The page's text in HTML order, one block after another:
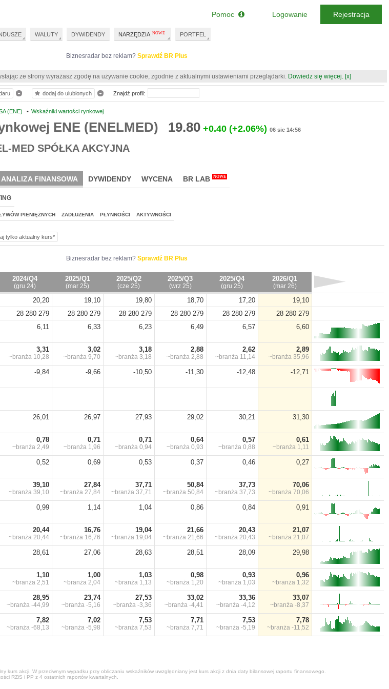
Biznesradar bez reklam? Sprawdź BR Plus
ze strony wyrażasz zgodę na używanie cookie, zgodnie z aktualnymi ustawieniami przeglądarki. Dowiedz się więcej. [x]
(ENE) • Wskaźniki wartości rynkowej
ENE (ENELMED) 19.80 +0.40 (+2.06%) 06 sie 14:56
MED SPÓŁKA AKCYJNA
ANALIZA FINANSOWA DYWIDENDY WYCENA BR LAB NOWE
PIENIĘŻNYCH ZADŁUŻENIA PŁYNNOŚCI AKTYWNOŚCI
tylko aktualny kurs*
Biznesradar bez reklam? Sprawdź BR Plus
2024/Q4
(gru 24)
2025/Q1
(mar 25)
2025/Q2
(cze 25)
2025/Q3
(wrz 25)
2025/Q4
(gru 25)
2026/Q1
(mar 26)
20,20 19,10 19,80 18,70 17,20
19,10
28 280 279 28 280 279 28 280 279 28 280 279 28 280 279
28 280 279
6,11 6,33 6,23 6,49 6,57 6,60
3,31
~branża 10,28
3,02
~branża 9,70
3,18
~branża 3,18
2,88
~branża 2,88
2,62
~branża 11,14
2,89
~branża 35,96
-9,84 -9,66 -10,50 -11,30 -12,48 -12,71
26,01 26,97 27,93 29,02 30,21 31,30
0,78
~branża 2,49
0,71
~branża 1,96
0,71
~branża 0,94
0,64
~branża 0,93
0,57
~branża 0,88
0,61
~branża 1,11
0,52 0,69 0,53 0,37 0,46 0,27
39,10
~branża 39,10
27,84
~branża 27,84
37,71
~branża 37,71
50,84
~branża 50,84
37,73
~branża 37,73
70,06
~branża 70,06
0,99 1,14 1,04 0,86 0,84 0,91
20,44
~branża 20,44
16,76
~branża 16,76
19,04
~branża 19,04
21,66
~branża 21,66
20,43
~branża 20,43
21,07
~branża 21,07
28,61 27,06 28,63 28,51 28,09 29,98
1,10
~branża 2,51
1,00
~branża 2,04
1,03
~branża 1,13
0,98
~branża 1,20
0,93
~branża 1,03
0,96
~branża 1,32
28,95
~branża -44,99
23,74
~branża -5,16
27,53
~branża -3,36
33,02
~branża -4,41
33,36
~branża -4,12
33,07
~branża -8,37
7,82
~branża -68,13
7,02
~branża -5,98
7,53
~branża 7,53
7,71
~branża 7,71
7,53
~branża -5,19
7,78
~branża -11,52
kurs akcji. W przeciwnym wypadku przy obliczaniu wskaźników uwzględniany jest kurs akcji z dnia daty bilansowej raportu finansowego.
RZiS i PP z 4 ostatnich raportów kwartalnych.
dodaj do ulubionych Znajdź profil:
WALUTY DYWIDENDY NARZĘDZIA PORTFEL
Pomoc Logowanie Rejestracja